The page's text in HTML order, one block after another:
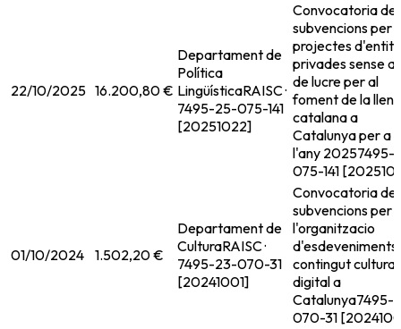
22/10/2025 16.200,80 €
Departament de
Política
LingüísticaRAISC ·
7495-25-075-141
[20251022]
Convocatoria de
subvencions per
projectes
privades sense
de lucre per al
foment de la
catalana a
Catalunya per a
l'any 20257495-
075-141
01/10/2024 1.502,20 €
Departament de
CulturaRAISC ·
7495-23-070-31
[20241001]
Convocatoria de
subvencions per
l'organitzacio
d'esdeveniments
contingut cultural
digital a
Catalunya7495-
070-31